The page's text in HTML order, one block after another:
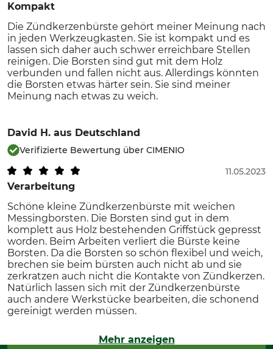
Kompakt
Die Zündkerzenbürste gehört meiner Meinung nach
in jeden Werkzeugkasten. Sie ist kompakt und es
lassen sich daher auch schwer erreichbare Stellen
reinigen. Die Borsten sind gut mit dem Holz
verbunden und fallen nicht aus. Allerdings könnten
die Borsten etwas härter sein. Sie sind meiner
Meinung nach etwas zu weich.
David H. aus Deutschland
Verifizierte Bewertung über CIMENIO
Verarbeitung
11.05.2023
Schöne kleine Zündkerzenbürste mit weichen
Messingborsten. Die Borsten sind gut in dem
komplett aus Holz bestehenden Griffstück gepresst
worden. Beim Arbeiten verliert die Bürste keine
Borsten. Da die Borsten so schön flexibel und weich,
brechen sie beim bürsten auch nicht ab und sie
zerkratzen auch nicht die Kontakte von Zündkerzen.
Natürlich lassen sich mit der Zündkerzenbürste
auch andere Werkstücke bearbeiten, die schonend
gereinigt werden müssen.
Mehr anzeigen